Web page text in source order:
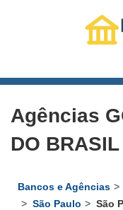
Agências
DO
Bancos e Agências
São Paulo
São